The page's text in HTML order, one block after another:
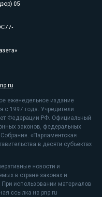
05
еженедельное издание
с 1997 года. Учредители
Федерации РФ. Официальный
законов, федеральных
«Парламентская
в десяти субъектах
новости и
в стране законах и
При использовании материалов
ссылка на pnp.ru